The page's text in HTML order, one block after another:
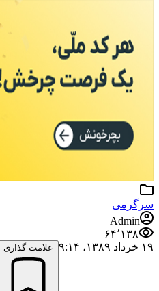
سرگرمی
Admin
۶۴٬۱۳۸
۱۹ خرداد ۱۳۸۹،‏ ۹:۱۴
علامت گذاری